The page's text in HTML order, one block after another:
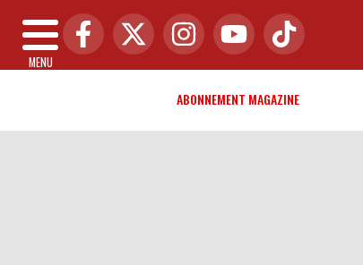
MENU
ABONNEMENT MAGAZINE